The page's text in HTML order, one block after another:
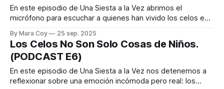
En este episodio de Una Siesta a la Vez abrimos el
micrófono para escuchar a quienes han vivido los celos en
abuela, el papá o incluso una hermana, y niñeras que
recibieron el cariño de los niños de una forma que
By Mara Coy 25 sep. 2025
Los Celos No Son Solo Cosas de Niños.
(PODCAST E6)
En este episodio de Una Siesta a la Vez nos detenemos a
reflexionar sobre una emoción incómoda pero real: los